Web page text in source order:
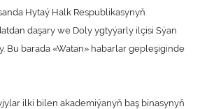
Hytaý Halk Respublikasynyň
daşary we Doly ygtyýarly ilçisi Sýan
Bu barada «Watan» habarlar gepleşiginde
ilki bilen akademiýanyň baş binasynyň